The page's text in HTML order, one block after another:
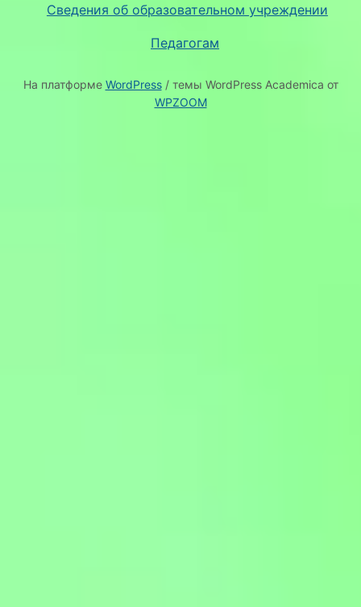
Сведения об образовательном учреждении
Педагогам
На платформе WordPress/ темы WordPress Academica от
WPZOOM